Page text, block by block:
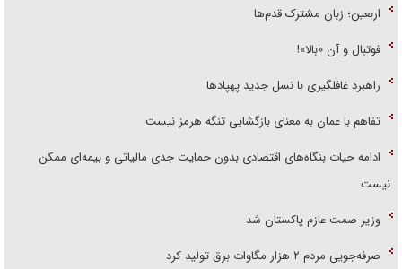
اربعین؛ زبان مشترک قدم‌ها
فوتبال و آن «بالا»!
راهبرد غافلگیری با نسل جدید پهپاد‌ها
تفاهم با عمان به معنای بازگشایی تنگه هرمز نیست
ادامه حیات بنگاه‌های اقتصادی بدون حمایت جدی مالیاتی و بیمه‌ای ممکن
نیست
وزیر صمت عازم پاکستان شد
صرفه‌جویی مردم ۲ هزار مگاوات برق تولید کرد